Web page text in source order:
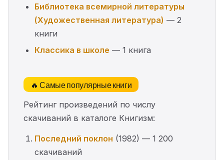
Библиотека всемирной литературы
(Художественная литература) — 2
книги
Классика в школе — 1 книга
🔥 Самые популярные книги
Рейтинг произведений по числу
скачиваний в каталоге Книгизм:
Последний поклон (1982) — 1 200
скачиваний